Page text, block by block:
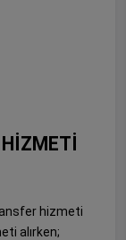
HİZMETİ
hizmeti
alırken;